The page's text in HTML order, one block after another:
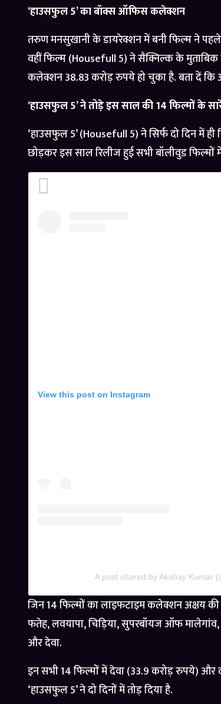
‘हाउसफुल 5’ का बॉक्स ऑफिस कलेक्शन
तरुण मनसुखानी के डायरेक्शन में बनी फिल्म ने
वहीं फिल्म (Housefull 5) ने सैक्निल्क के
कलेक्शन 38.83 करोड़ रुपये हो चुका है. बता दें
‘हाउसफुल 5’ ने तोड़े इस साल की 14 फिल्मों के सारे
‘हाउसफुल 5’ (Housefull 5) ने सिर्फ दो दिन में
छोड़कर इस साल रिलीज हुई सभी बॉलीवुड
View this post on Instagram
A post shared by Akshay Kumar
जिन 14 फिल्मों का लाइफटाइम कलेक्शन अक्षय की
फतेह, लवयापा, चिड़िया, सुपरबॉयज ऑफ
और देवा.
इन सभी 14 फिल्मों में देवा (33.9 करोड़ रुपये)
‘हाउसफुल 5’ ने दो दिनों में तोड़ दिया है.